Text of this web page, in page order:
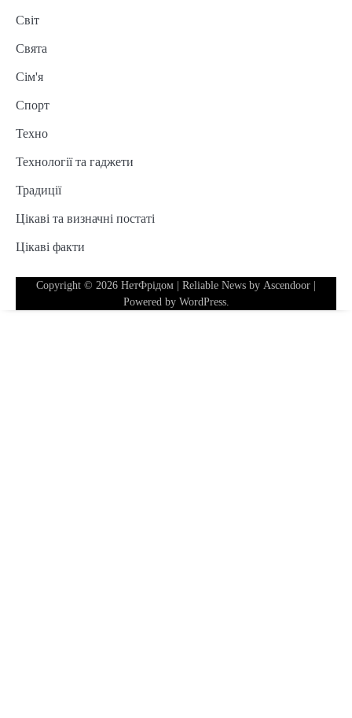
Світ
Свята
Сім'я
Спорт
Техно
Технології та гаджети
Традиції
Цікаві та визначні постаті
Цікаві факти
Copyright © 2026 НетФрідом | Reliable News by Ascendoor
Powered by WordPress.